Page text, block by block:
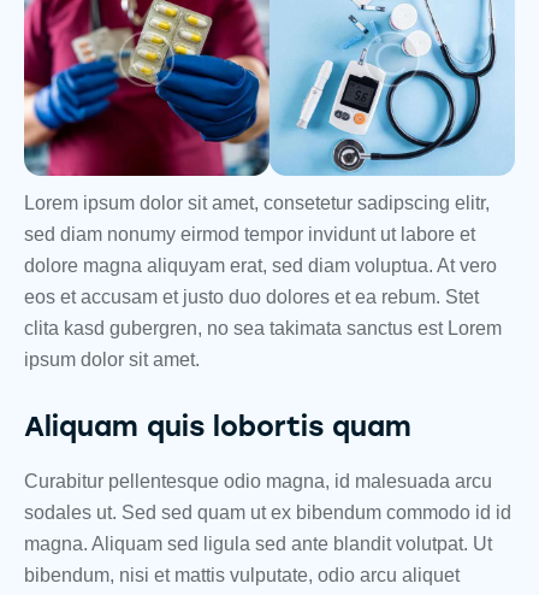
Lorem ipsum dolor sit amet, consetetur sadipscing elitr,
sed diam nonumy eirmod tempor invidunt ut labore et
dolore magna aliquyam erat, sed diam voluptua. At vero
eos et accusam et justo duo dolores et ea rebum. Stet
clita kasd gubergren, no sea takimata sanctus est Lorem
ipsum dolor sit amet.
Aliquam quis lobortis quam
Curabitur pellentesque odio magna, id malesuada arcu
sodales ut. Sed sed quam ut ex bibendum commodo id id
magna. Aliquam sed ligula sed ante blandit volutpat. Ut
bibendum, nisi et mattis vulputate, odio arcu aliquet